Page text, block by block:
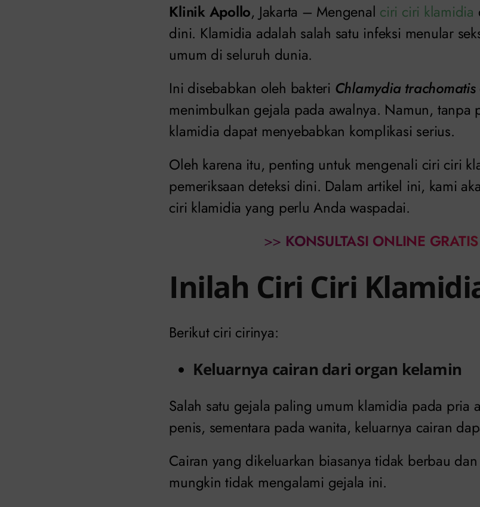
Klinik Apollo, Jakarta – Mengenal ciri ciri klamidia
dini. Klamidia adalah salah satu infeksi menular
umum di seluruh dunia.
Ini disebabkan oleh bakteri Chlamydia trachomatis
menimbulkan gejala pada awalnya. Namun, tanpa
klamidia dapat menyebabkan komplikasi serius.
Oleh karena itu, penting untuk mengenali ciri ciri
pemeriksaan deteksi dini. Dalam artikel ini, kami
ciri klamidia yang perlu Anda waspadai.
>> KONSULTASI ONLINE
Inilah Ciri Ciri
Berikut ciri cirinya:
Keluarnya cairan dari organ kelamin
Salah satu gejala paling umum klamidia pada pria
penis, sementara pada wanita, keluarnya cairan
Cairan yang dikeluarkan biasanya tidak berbau
mungkin tidak mengalami gejala ini.